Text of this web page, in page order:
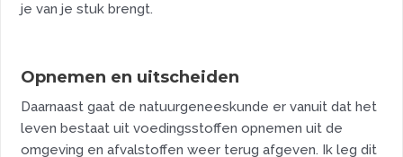
je van je stuk brengt.
Opnemen en uitscheiden
Daarnaast gaat de natuurgeneeskunde er vanuit dat het
leven bestaat uit voedingsstoffen opnemen uit de
omgeving en afvalstoffen weer terug afgeven. Ik leg dit